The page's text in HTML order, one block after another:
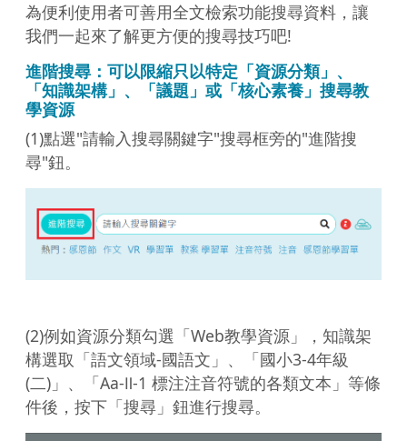
為便利使用者可善用全文檢索功能搜尋資料，讓
我們一起來了解更方便的搜尋技巧吧!
進階搜尋：可以限縮只以特定「資源分類」、
「知識架構」、「議題」或「核心素養」搜尋教
學資源
(1)點選"請輸入搜尋關鍵字"搜尋框旁的"進階搜
尋"鈕。
(2)例如資源分類勾選「Web教學資源」，知識架
構選取「語文領域-國語文」、「國小3-4年級
(二)」、「Aa-Ⅱ-1 標注注音符號的各類文本」等條
件後，按下「搜尋」鈕進行搜尋。